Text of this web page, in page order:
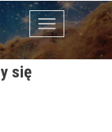
Menu
się